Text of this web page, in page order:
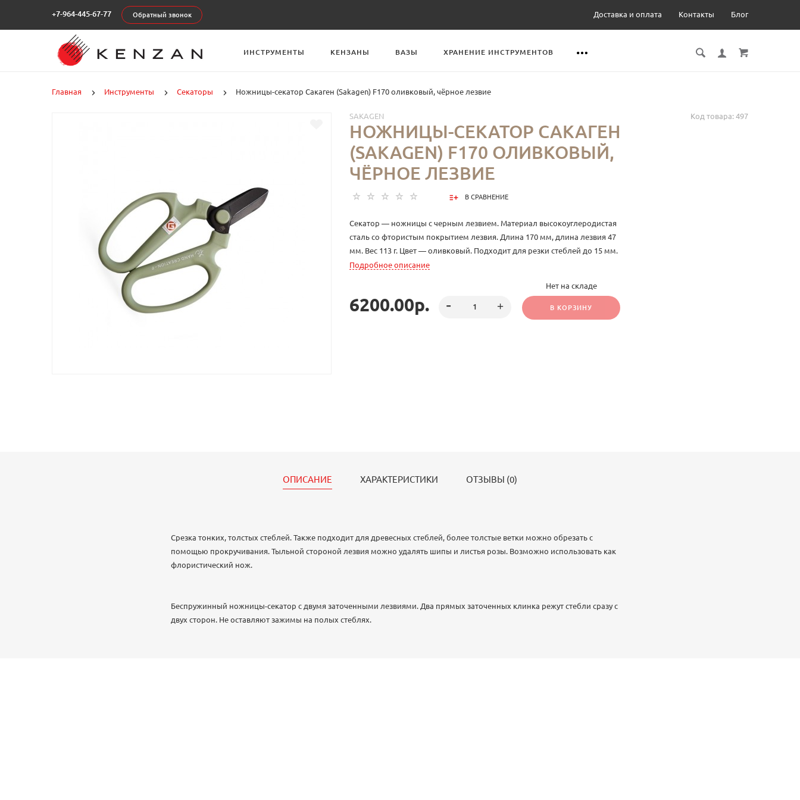
+7-964-445-67-77 Обратный звонок Доставка и оплата Контакты Блог
ИНСТРУМЕНТЫ КЕНЗАНЫ ВАЗЫ ХРАНЕНИЕ ИНСТРУМЕНТОВ
Главная Инструменты Секаторы Ножницы-секатор Сакаген (Sakagen) F170 оливковый, чёрное лезвие
Код товара: 497
SAKAGEN
НОЖНИЦЫ-СЕКАТОР САКАГЕН
(SAKAGEN) F170 ОЛИВКОВЫЙ,
ЧЁРНОЕ ЛЕЗВИЕ
В СРАВНЕНИЕ
Секатор — ножницы с черным лезвием. Материал высокоуглеродистая
сталь со фтористым покрытием лезвия. Длина 170 мм, длина лезвия 47
мм. Вес 113 г. Цвет — оливковый. Подходит для резки стеблей до 15 мм.
Отлично справляется с травянистыми, полыми стеблями, не пережимает
Подробное описание
6200.00р.
Нет на складе
В КОРЗИНУ
ОПИСАНИЕ ХАРАКТЕРИСТИКИ ОТЗЫВЫ (0)
Срезка тонких, толстых стеблей. Также подходит для древесных стеблей, более толстые ветки можно обрезать с
помощью прокручивания. Тыльной стороной лезвия можно удалять шипы и листья розы. Возможно использовать как
флористический нож.
Беспружинный ножницы-секатор с двумя заточенными лезвиями. Два прямых заточенных клинка режут стебли сразу с
двух сторон. Не оставляют зажимы на полых стеблях.